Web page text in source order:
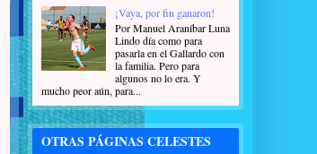
¡Vaya, por fin ganaron!
Por Manuel Araníbar Luna
Lindo día como para
pasarla en el Gallardo con
la familia. Pero para
algunos no lo era. Y
mucho peor aún, para...
OTRAS PÁGINAS CELESTES